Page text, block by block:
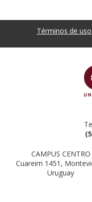
Términos de uso
CAMPUS CENTRO
Cuareim 1451,
Uruguay